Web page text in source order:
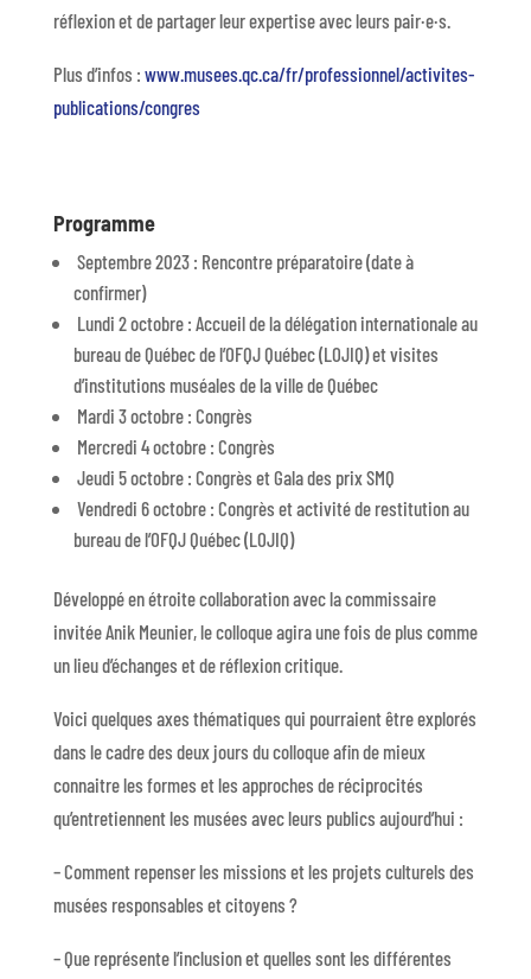
réflexion et de partager leur expertise avec leurs pair·e·s.
Plus d’infos : www.musees.qc.ca/fr/professionnel/activites-
publications/congres
Programme
Septembre 2023 : Rencontre préparatoire (date à
confirmer)
Lundi 2 octobre : Accueil de la délégation internationale au
bureau de Québec de l’OFQJ Québec (LOJIQ) et visites
d’institutions muséales de la ville de Québec
Mardi 3 octobre : Congrès
Mercredi 4 octobre : Congrès
Jeudi 5 octobre : Congrès et Gala des prix SMQ
Vendredi 6 octobre : Congrès et activité de restitution au
bureau de l’OFQJ Québec (LOJIQ)
Développé en étroite collaboration avec la commissaire
invitée Anik Meunier, le colloque agira une fois de plus comme
un lieu d’échanges et de réflexion critique.
Voici quelques axes thématiques qui pourraient être explorés
dans le cadre des deux jours du colloque afin de mieux
connaitre les formes et les approches de réciprocités
qu’entretiennent les musées avec leurs publics aujourd’hui :
– Comment repenser les missions et les projets culturels des
musées responsables et citoyens ?
– Que représente l’inclusion et quelles sont les différentes